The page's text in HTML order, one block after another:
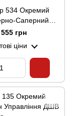
534 Окремий
Саперний
(V-263-5)
555 грн
ціни